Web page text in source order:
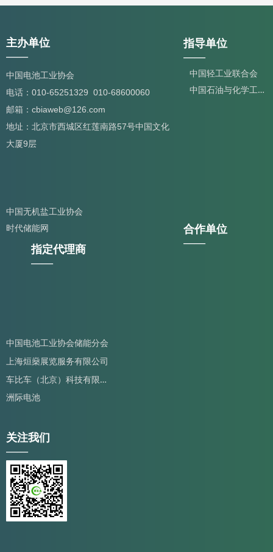
主办单位
——
中国电池工业协会
电话：010-65251329 010-68600060
邮箱：cbiaweb@126.com
地址：北京市西城区红莲南路57号中国文化
大厦9层
指定代理商
——
中国电池工业协会储能分会
上海烜燊展览服务有限公司
车
比车（北京）科技有限公司
洲际电池
关注我们
——
指导单位
——
中国轻工业联合会
中
国石油与化学工业联合会
中国无机盐工业协会
时代储能网
合作单位
——